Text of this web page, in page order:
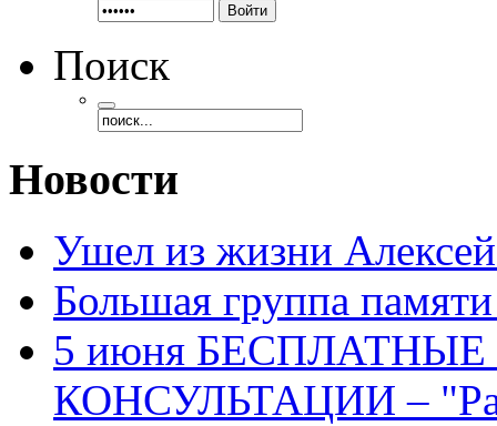
Войти
Поиск
Новости
Ушел из жизни
Большая группа
5 июня
КОНСУЛЬТАЦИИ –